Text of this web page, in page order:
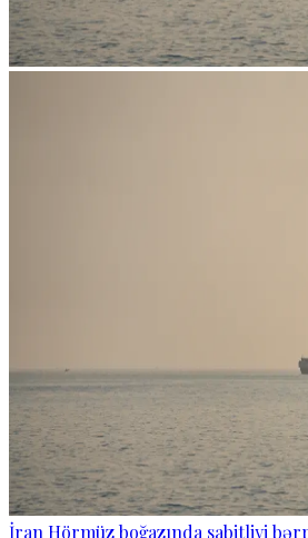
İran Hörmüz boğazında sabitliyi